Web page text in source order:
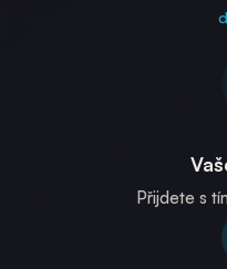
Přijdete s